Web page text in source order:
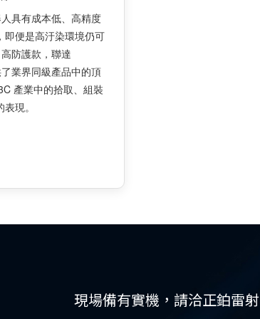
具有成本低、高精度
即便是高汙染環境仍可
防護款，聯達
業界同級產品中的頂
產業中的拾取、組裝
現。
現場備有實機，請洽正鉑雷射